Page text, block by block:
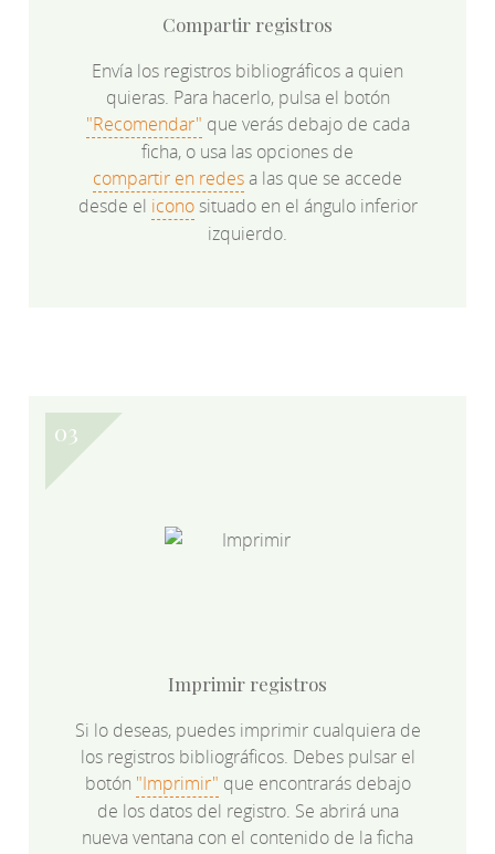
Compartir registros
Envía los registros bibliográficos a quien
quieras. Para hacerlo, pulsa el botón
"Recomendar" que verás debajo de cada
ficha, o usa las opciones de
compartir en redesa las que se accede
desde el iconosituado en el ángulo inferior
izquierdo.
Imprimir registros
Si lo deseas, puedes imprimir cualquiera de
los registros bibliográficos. Debes pulsar el
botón "Imprimir" que encontrarás debajo
de los datos del registro. Se abrirá una
nueva ventana con el contenido de la ficha